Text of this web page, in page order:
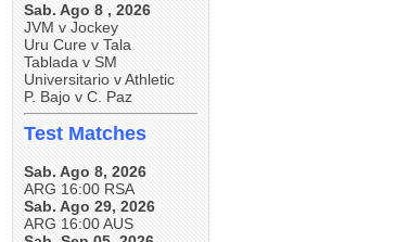
Sab. Ago 8 , 2026
JVM v Jockey
Uru Cure v Tala
Tablada v SM
Universitario v Athletic
P. Bajo v C. Paz
Test Matches
Sab. Ago 8, 2026
ARG 16:00 RSA
Sab. Ago 29, 2026
ARG 16:00 AUS